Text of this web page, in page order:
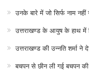
उनके बारे में जो सिर्फ नाम नहीं
उत्तराखण्ड के आयुष के हाथ में
उत्तराखण्ड की उन्नति शर्मा ने
बचपन से छीन ली गई बचपन की